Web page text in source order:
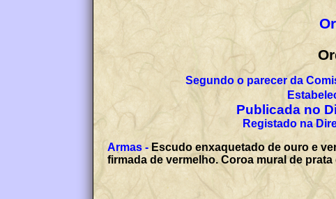
Segundo o parecer da
Publicada no
Registado na
Armas - Escudo enxaquetado de ouro e
firmada de vermelho. Coroa mural de